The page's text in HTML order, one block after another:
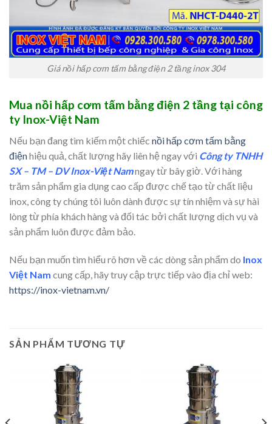
Giá nồi hấp cơm tấm bằng điện 2 tầng inox 304
Mua nồi hấp cơm tấm bằng điện 2 tầng tại công
ty Inox-Việt Nam
Nếu bạn đang tìm kiếm một chiếc nồi hấp cơm tấm bằng
điệnhiệu quả, chất lượng hãy liên hệ ngay với Công ty TNHH
SX – TM – DV Inox-Việt Namngay từ bây giờ. Với hàng
trăm sản phẩm gia dụng cao cấp được chế tạo từ chất liệu
inox, công ty chúng tôi luôn dành được sự tín nhiệm và sự hài
lòng từ phía khách hàng và đối tác bởi chất lượng dịch vụ và
sản phẩm luôn được đảm bảo.
Nếu bạn muốn tìm hiểu rõ hơn về các dòng sản phẩm do Inox
Việt Nam cung cấp, hãy truy cập trực tiếp vào địa chỉ web:
https://inox-vietnam.vn/
SẢN PHẨM TƯƠNG TỰ